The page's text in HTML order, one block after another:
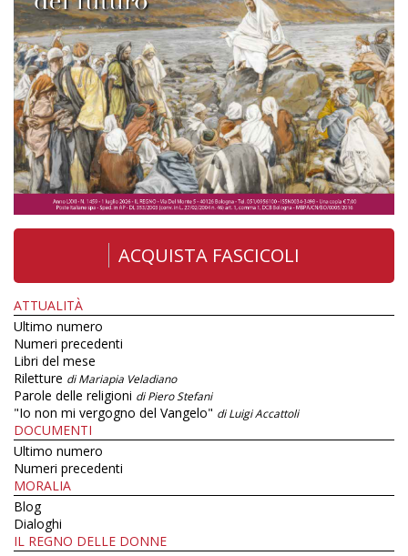
ACQUISTA FASCICOLI
ATTUALITÀ
Ultimo numero
Numeri precedenti
Libri del mese
Riletture di Mariapia Veladiano
Parole delle religioni di Piero Stefani
"Io non mi vergogno del Vangelo" di Luigi Accattoli
DOCUMENTI
Ultimo numero
Numeri precedenti
MORALIA
Blog
Dialoghi
IL REGNO DELLE DONNE